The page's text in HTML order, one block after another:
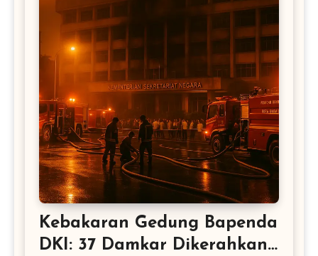
Kebakaran Gedung Bapenda
DKI: 37 Damkar Dikerahkan